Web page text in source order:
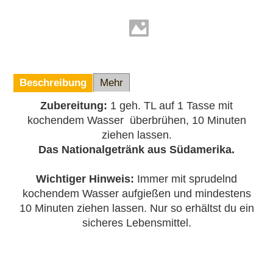
Beschreibung Mehr
Zubereitung: 1 geh. TL auf 1 Tasse mit
kochendem Wasser überbrühen, 10 Minuten
ziehen lassen.
Das Nationalgetränk aus Südamerika.
Wichtiger Hinweis: Immer mit sprudelnd
kochendem Wasser aufgießen und mindestens
10 Minuten ziehen lassen. Nur so erhältst du ein
sicheres Lebensmittel.